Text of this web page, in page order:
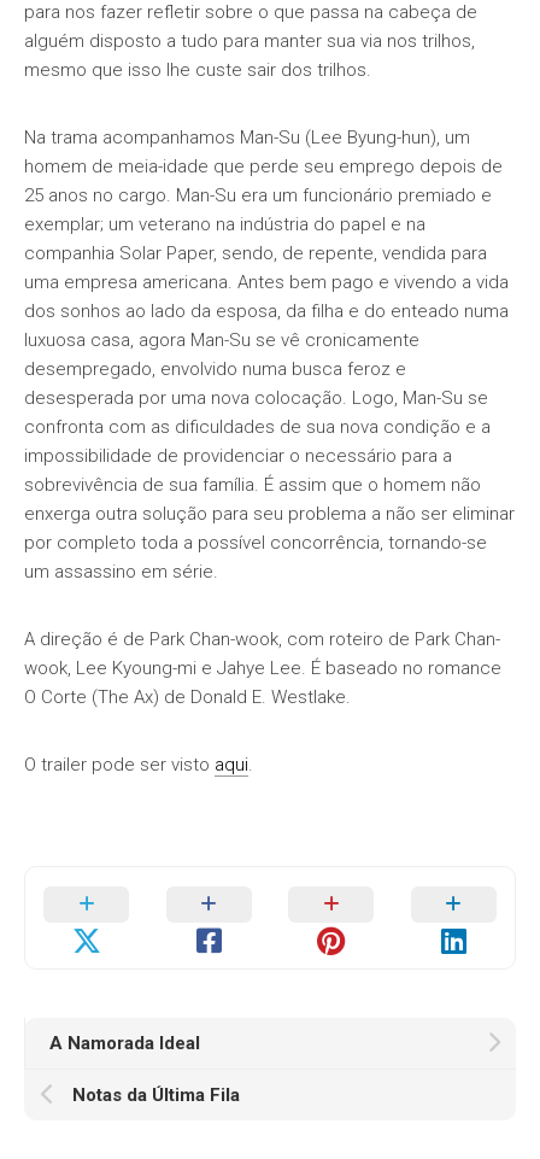
para nos fazer refletir sobre o que passa na cabeça de
alguém disposto a tudo para manter sua via nos trilhos,
mesmo que isso lhe custe sair dos trilhos.
Na trama acompanhamos Man-Su (Lee Byung-hun), um
homem de meia-idade que perde seu emprego depois de
25 anos no cargo. Man-Su era um funcionário premiado e
exemplar; um veterano na indústria do papel e na
companhia Solar Paper, sendo, de repente, vendida para
uma empresa americana. Antes bem pago e vivendo a vida
dos sonhos ao lado da esposa, da filha e do enteado numa
luxuosa casa, agora Man-Su se vê cronicamente
desempregado, envolvido numa busca feroz e
desesperada por uma nova colocação. Logo, Man-Su se
confronta com as dificuldades de sua nova condição e a
impossibilidade de providenciar o necessário para a
sobrevivência de sua família. É assim que o homem não
enxerga outra solução para seu problema a não ser eliminar
por completo toda a possível concorrência, tornando-se
um assassino em série.
A direção é de Park Chan-wook, com roteiro de Park Chan-
wook, Lee Kyoung-mi e Jahye Lee. É baseado no romance
O Corte (The Ax) de Donald E. Westlake.
O trailer pode ser visto aqui.
A Namorada Ideal
Notas da Última Fila